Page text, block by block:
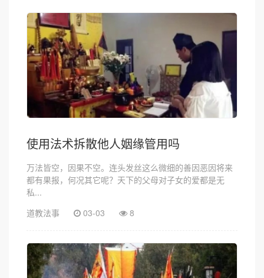
使用法术拆散他人姻缘管用吗
万法皆空，因果不空。连头发丝这么微细的善因恶因将来
都有果报，何况其它呢？天下的父母对子女的爱都是无
私...
道教法事
03-03 8